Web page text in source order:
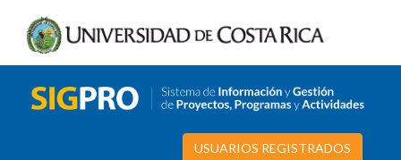
USUARIOS REGISTRADOS